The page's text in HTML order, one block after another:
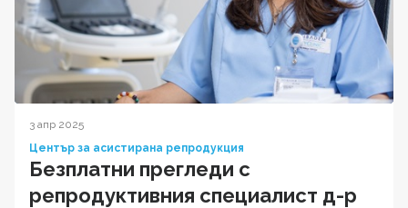
3 апр 2025
Център за асистирана репродукция
Безплатни прегледи с
репродуктивния специалист д-р